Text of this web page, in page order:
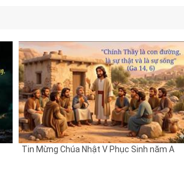
Tin Mừng Chúa Nhật V Phục Sinh năm A